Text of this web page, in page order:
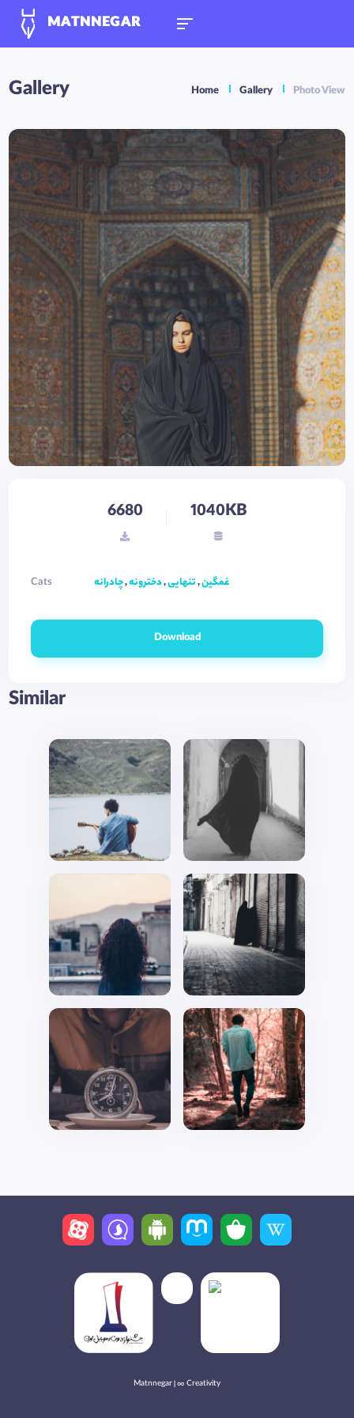
MATNNEGAR
Gallery Home Gallery Photo View
6680 1040KB
Cats غمگین,تنهایی,دخترونه,چادرانه
Download
Similar
Matnnegar | ∞ Creativity